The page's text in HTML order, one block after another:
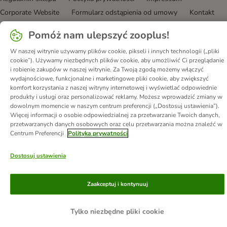
Corporate Website
Formularz odstąpienia od umowy
Kontakt
Informacje o przesyłce
Korzyści
DSA Oświadczenie o dostępności
© zooplus SE 2026
Pomóż nam ulepszyć zooplus!
W naszej witrynie używamy plików cookie, pikseli i innych technologii („pliki
cookie”). Używamy niezbędnych plików cookie, aby umożliwić Ci przeglądanie
i robienie zakupów w naszej witrynie. Za Twoją zgodą możemy włączyć
wydajnościowe, funkcjonalne i marketingowe pliki cookie, aby zwiększyć
komfort korzystania z naszej witryny internetowej i wyświetlać odpowiednie
produkty i usługi oraz personalizować reklamy. Możesz wprowadzić zmiany w
dowolnym momencie w naszym centrum preferencji („Dostosuj ustawienia”).
Więcej informacji o osobie odpowiedzialnej za przetwarzanie Twoich danych,
przetwarzanych danych osobowych oraz celu przetwarzania można znaleźć w
Centrum Preferencji
Polityka prywatności
Dostosuj ustawienia
Tylko niezbędne pliki cookie
Zaakceptuj i kontynuuj